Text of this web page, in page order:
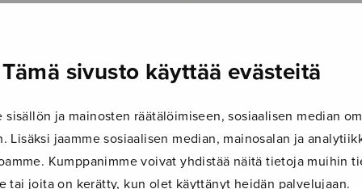
Tämä sivusto käyttää evästeitä
sisällön ja mainosten räätälöimiseen, sosiaalisen median
Lisäksi jaamme sosiaalisen median, mainosalan ja
Kumppanimme voivat yhdistää näitä tietoja muihin
tai joita on kerätty, kun olet käyttänyt heidän palvelujaan.
Osastot
Sekakuoro
Sivumäärä
4